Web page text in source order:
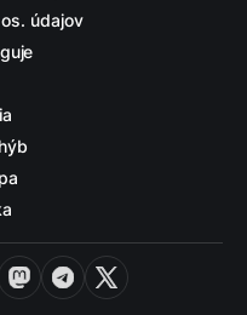
údajov
Mastodon
Telegram
X